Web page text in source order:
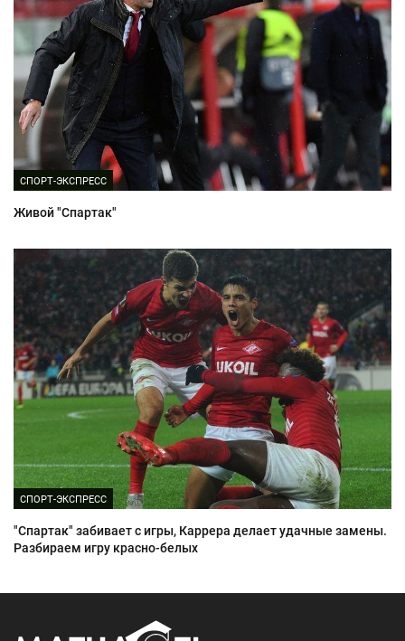
СПОРТ-ЭКСПРЕСС
Живой "Спартак"
СПОРТ-ЭКСПРЕСС
"Спартак" забивает с игры, Каррера делает удачные замены.
Разбираем игру красно-белых